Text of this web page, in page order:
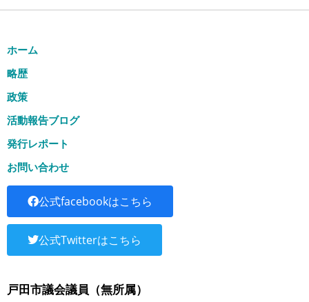
ホーム
略歴
政策
活動報告ブログ
発行レポート
お問い合わせ
公式facebookはこちら
公式Twitterはこちら
戸田市議会議員（無所属）